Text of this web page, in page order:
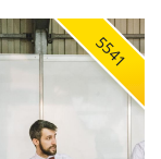
5541